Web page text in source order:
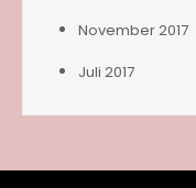
November 2017
Juli 2017